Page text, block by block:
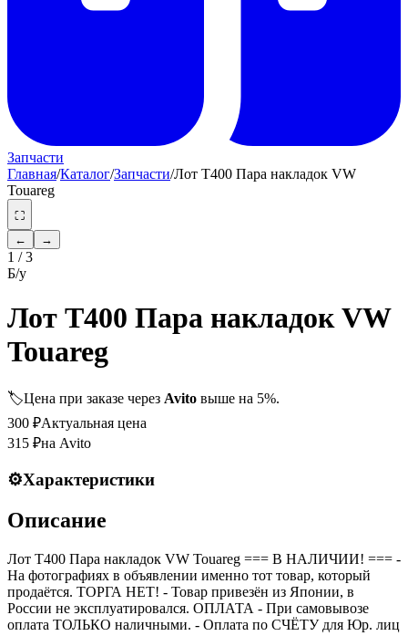
Запчасти
Главная/Каталог/Запчасти/Лот T400 Пара накладок VW
Touareg
⛶
←
→
1 /3
Б/у
Лот T400 Пара накладок VW
Touareg
🏷️Цена при заказе через Avito выше на 5%.
300 ₽Актуальная цена
315 ₽на Avito
⚙️Характеристики
Описание
Лот T400 Пара накладок VW Touareg === B НАЛИЧИИ! === -
На фотографиях в объявлении именно тот товар, который
продаётся. ТОРГА НЕТ! - Товар привезён из Японии, в
России не эксплуатировался. ОПЛАТА - При самовывозе
оплата ТОЛЬКО наличными. - Оплата по СЧЁТУ для Юр. лиц